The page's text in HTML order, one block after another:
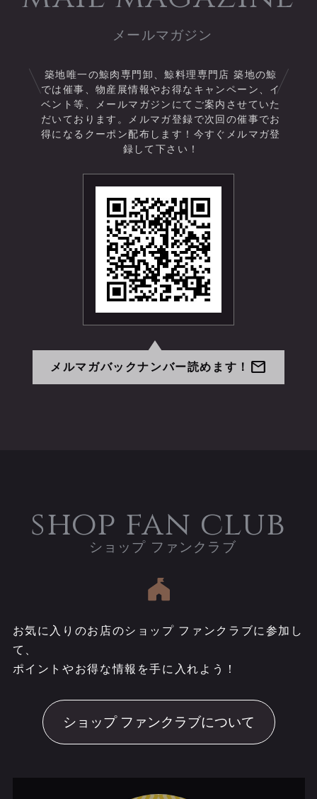
https://tsuku2.jp/tsukiji
築地唯一の鯨肉専門卸、鯨料理専門店 築地の鯨
では催事、物産展情報やお得なキャンペーン、イ
ベント等、メールマガジンにてご案内させていた
だいております。メルマガ登録で次回の催事でお
得になるクーポン配布します！今すぐメルマガ登
録して下さい！
メルマガバックナンバー読めます！ mail
shop fan club
お気に入りのお店のショップ ファンクラブに参加し
て、
ポイントやお得な情報を手に入れよう！
ショップ ファンクラブについて